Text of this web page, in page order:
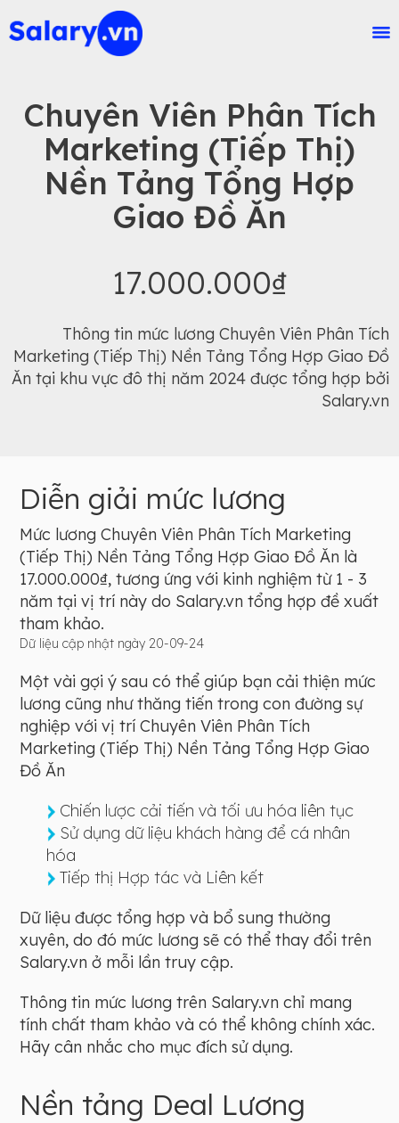
Chuyên Viên Phân Tích
Marketing (Tiếp Thị)
Nền Tảng Tổng Hợp
Giao Đồ Ăn
17.000.000₫
Thông tin mức lương Chuyên Viên Phân Tích
Marketing (Tiếp Thị) Nền Tảng Tổng Hợp Giao Đồ
Ăn tại khu vực đô thị năm 2024 được tổng hợp bởi
Salary.vn
Diễn giải mức lương
Mức lương Chuyên Viên Phân Tích Marketing
(Tiếp Thị) Nền Tảng Tổng Hợp Giao Đồ Ăn là
17.000.000₫, tương ứng với kinh nghiệm từ 1 - 3
năm tại vị trí này do Salary.vn tổng hợp đề xuất
tham khảo.
Dữ liệu cập nhật ngày 20-09-24
Một vài gợi ý sau có thể giúp bạn cải thiện mức
lương cũng như thăng tiến trong con đường sự
nghiệp với vị trí Chuyên Viên Phân Tích
Marketing (Tiếp Thị) Nền Tảng Tổng Hợp Giao
Đồ Ăn
Chiến lược cải tiến và tối ưu hóa liên tục
Sử dụng dữ liệu khách hàng để cá nhân
hóa
Tiếp thị Hợp tác và Liên kết
Dữ liệu được tổng hợp và bổ sung thường
xuyên, do đó mức lương sẽ có thể thay đổi trên
Salary.vn ở mỗi lần truy cập.
Thông tin mức lương trên Salary.vn chỉ mang
tính chất tham khảo và có thể không chính xác.
Hãy cân nhắc cho mục đích sử dụng.
Nền tảng Deal Lương